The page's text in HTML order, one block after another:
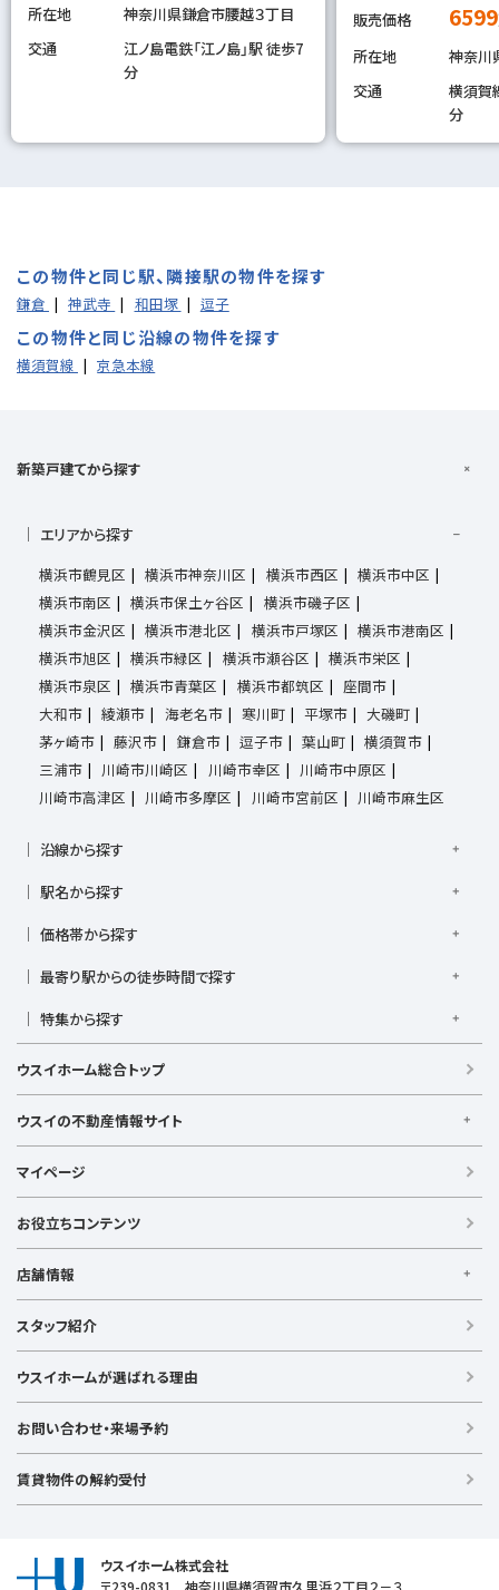
所在地
神奈川県鎌倉市腰越３丁目
交通
江ノ島電鉄「江ノ島」駅 徒歩7
分
販売価格 6599
所在地
神奈川
交通
横須賀
分
この物件と同じ駅、隣接駅の物件を探す
鎌倉 神武寺 和田塚 逗子
この物件と同じ沿線の物件を探す
横須賀線 京急本線
新築戸建てから探す
エリアから探す
横浜市鶴見区
横浜市神奈川区 横浜市西区
横浜市中区
横浜市南区
横浜市保土ヶ谷区
横浜市磯子区
横浜市金沢区
横浜市港北区 横浜市戸塚区
横浜市港南区
横浜市旭区
横浜市緑区 横浜市瀬谷区
横浜市栄区
横浜市泉区
横浜市青葉区 横浜市都筑区
座間市
大和市
綾瀬市 海老名市 寒川町 平塚市
大磯町
茅ヶ崎市
藤沢市 鎌倉市 逗子市 葉山町
横須賀市
三浦市
川崎市川崎区 川崎市幸区
川崎市中原区
川崎市高津区
川崎市多摩区 川崎市宮前区 川崎市麻生区
沿線から探す
横須賀線
湘南新宿ライン高海
小田急江ノ島線
ブルーライン
みなとみらい線
相鉄いずみ野線
相模鉄道新横浜線
江ノ島電鉄
湘南モノレール
駅名から探す
上大岡駅
鴨居駅
港南台駅
小机駅 桜木町駅
根岸駅
平塚駅
横須賀中央駅
横浜駅
価格帯から探す
4,000万円台
5,000万円台
8,000万円台
最寄り駅からの徒歩時間で探す
駅徒歩7分以内
駅徒歩20分以内
駅徒歩21分以上
特集から探す
日当たり良好
ファミリー向け
南向き・南道路の
LDK15畳以上
海が見える
ウスイホーム総合トップ
ウスイの不動産情報サイト
【借りる】
賃貸住宅
事業用賃貸
【買う】
新築戸建て
土地
投資物件
ラグジュアリー物件
【売る】
マイページ
お役立ちコンテンツ
店舗情報
【横浜エリア】
金沢文庫店
上大岡店 戸塚店 新横浜店
港北ニュータウン店
【湘南エリア】
追浜店
衣笠店
横須賀中央店
スタッフ紹介
ウスイホームが選ばれる理由
お問い合わせ・来場予約
賃貸物件の解約受付
ウスイホーム株式会社